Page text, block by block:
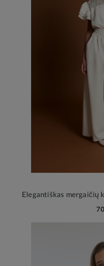
Elegantiškas mergaičių